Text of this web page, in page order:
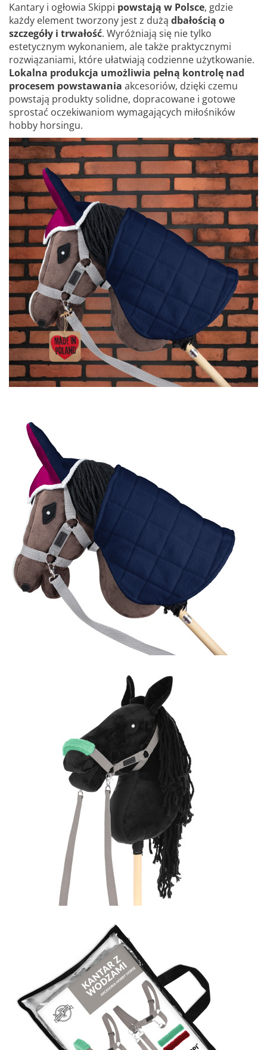
Kantary i ogłowia Skippi powstają w Polsce, gdzie
każdy element tworzony jest z dużą dbałością o
szczegóły i trwałość. Wyróżniają się nie tylko
estetycznym wykonaniem, ale także praktycznymi
rozwiązaniami, które ułatwiają codzienne użytkowanie.
Lokalna produkcja umożliwia pełną kontrolę nad
procesem powstawania akcesoriów, dzięki czemu
powstają produkty solidne, dopracowane i gotowe
sprostać oczekiwaniom wymagających miłośników
hobby horsingu.